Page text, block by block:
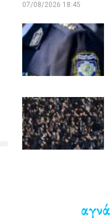
07/08/2026 18:45